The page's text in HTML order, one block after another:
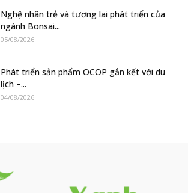
Nghệ nhân trẻ và tương lai phát triển của
ngành Bonsai...
05/08/2026
Phát triển sản phẩm OCOP gắn kết với du
lịch –...
04/08/2026